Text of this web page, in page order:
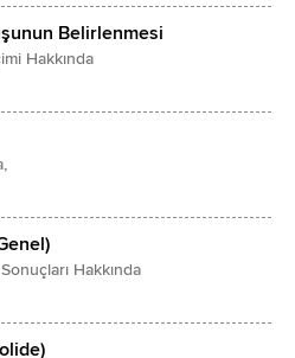
Ödenmiş Giderler
KARI/ZARARI
KARI/ZARARI
Kazanç
Belirlenmesi
Hakkında
Hakkında